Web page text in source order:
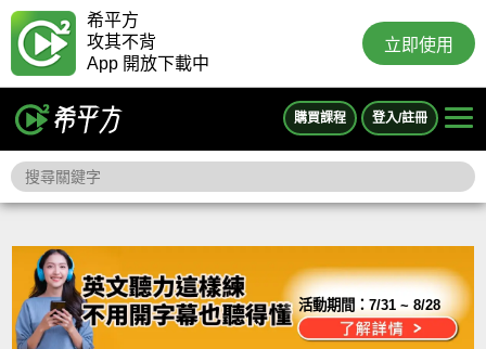
希平方
攻其不背
App 開放下載中
立即使用
購買課程 登入/註冊
活動期間：7/31 ~ 8/28